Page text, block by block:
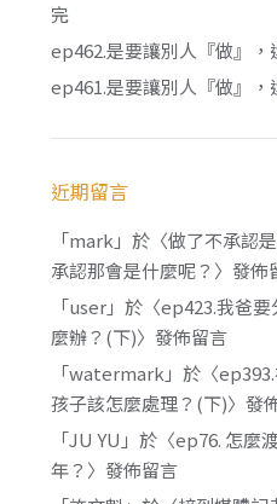
完
ep462.是要讓別人『做』
ep461.是要讓別人『做』
近期留言
「mark 」於〈做了不承認
承認那會是什麼呢？ 〉發佈
「user」於〈ep423.我爸
麼辦？(下)〉發佈留言
「watermark 」於〈
孩子該怎麼處理？(下)〉發
「JU YU 」於〈ep76. 怎麼
年？ 〉發佈留言